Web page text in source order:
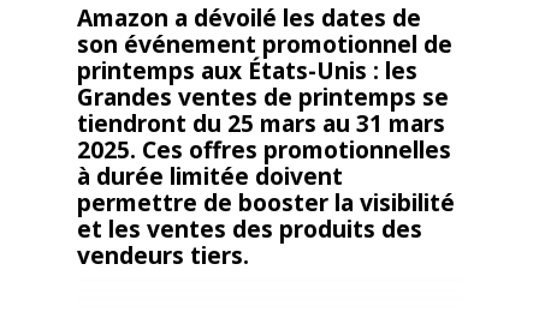
Amazon a dévoilé les dates de
son événement promotionnel de
printemps aux États-Unis : les
Grandes ventes de printemps se
tiendront du 25 mars au 31 mars
2025. Ces offres promotionnelles
à durée limitée doivent
permettre de booster la visibilité
et les ventes des produits des
vendeurs tiers.